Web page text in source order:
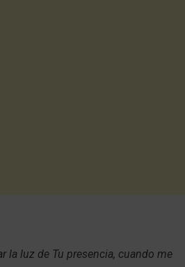
la luz de Tu presencia, cuando me